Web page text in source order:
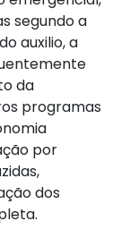
segundo a
auxilio, a
da
programas
por
dos